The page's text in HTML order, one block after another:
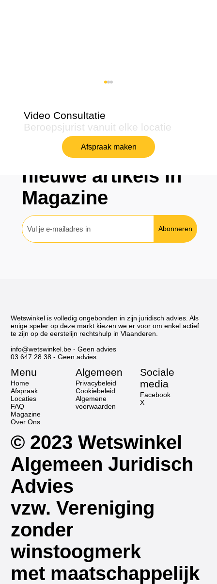
Abonneren op
nieuwe artikels in
Magazine
Abonneren
Video Consultatie
Beroepsjurist vanuit elke locatie
Afspraak maken
© 2023 Wetswinkel
Algemeen Juridisch
Advies
vzw. Vereniging
zonder
winstoogmerk
met maatschappelijk
Wetswinkel is volledig ongebonden in zijn juridisch advies. Als
enige speler op deze markt kiezen we er voor om enkel actief
te zijn op de eerstelijn rechtshulp in Vlaanderen.
info@wetswinkel.be - Geen advies
03 647 28 38 - Geen advies
Algemeen
Privacybeleid
Cookiebeleid
Algemene
voorwaarden
Sociale
media
Facebook
X
Menu
Home
Afspraak
Locaties
FAQ
Magazine
Over Ons